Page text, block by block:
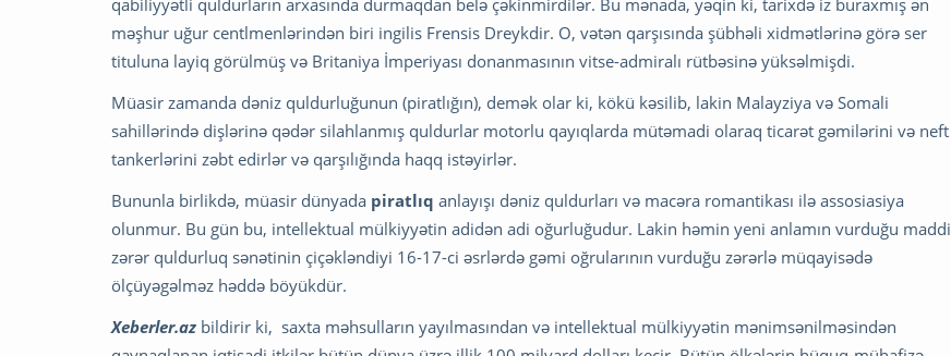
məşhur uğur centlmenlərindən biri ingilis Frensis Dreykdir. O, vətən qarşısında şübhəli xidmətlərinə görə ser
tituluna layiq görülmüş və Britaniya İmperiyası donanmasının vitse-admiralı rütbəsinə yüksəlmişdi.
Müasir zamanda dəniz quldurluğunun (piratlığın), demək olar ki, kökü kəsilib, lakin Malayziya və Somali
sahillərində dişlərinə qədər silahlanmış quldurlar motorlu qayıqlarda mütəmadi olaraq ticarət gəmilərini və neft
tankerlərini zəbt edirlər və qarşılığında haqq istəyirlər.
Bununla birlikdə, müasir dünyada piratlıq anlayışı dəniz quldurları və macəra romantikası ilə assosiasiya
olunmur. Bu gün bu, intellektual mülkiyyətin adidən adi oğurluğudur. Lakin həmin yeni anlamın vurduğu maddi
zərər quldurluq sənətinin çiçəkləndiyi 16-17-ci əsrlərdə gəmi oğrularının vurduğu zərərlə müqayisədə
ölçüyəgəlməz həddə böyükdür.
Xeberler.az bildirir ki, saxta məhsulların yayılmasından və intellektual mülkiyyətin mənimsənilməsindən